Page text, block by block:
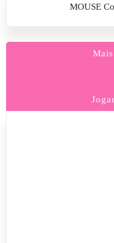
MOUSE